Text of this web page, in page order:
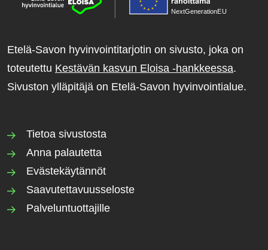
NextGenerationEU
Etelä-Savon hyvinvointitarjotin on sivusto, joka on
toteutettu Kestävän kasvun Eloisa -hankkeessa.
Sivuston ylläpitäjä on Etelä-Savon hyvinvointialue.
Tietoa sivustosta
Anna palautetta
Evästekäytännöt
Saavutettavuusseloste
Palveluntuottajille